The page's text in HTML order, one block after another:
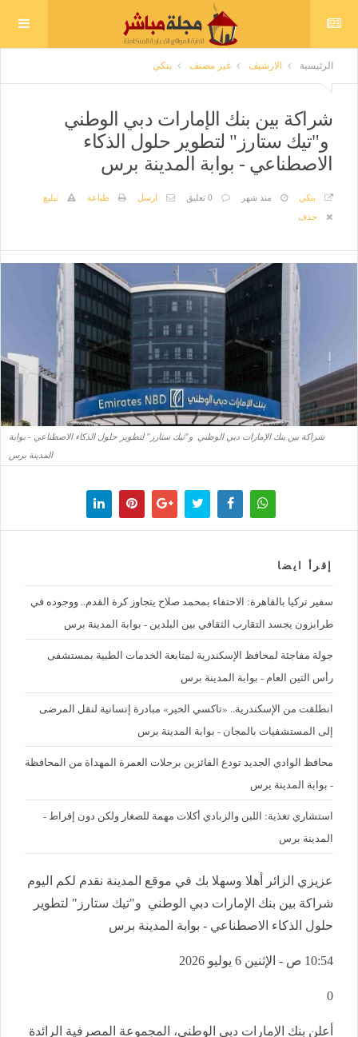
الرئيسية الارشيف غير مصنف بنكي
شراكة بين بنك الإمارات دبي الوطني
و"تيك ستارز" لتطوير حلول الذكاء
الاصطناعي - بوابة المدينة برس
بنكي منذ شهر 0 تعليق ارسل طباعة
تبليغ
حذف
شراكة بين بنك الإمارات دبي الوطني و"تيك ستارز" لتطوير حلول الذكاء الاصطناعي - بوابة
المدينة برس
إقرأ ايضا
سفير تركيا بالقاهرة: الاحتفاء بمحمد صلاح يتجاوز كرة القدم.. ووجوده في
طرابزون يجسد التقارب الثقافي بين البلدين - بوابة المدينة برس
جولة مفاجئة لمحافظ الإسكندرية لمتابعة الخدمات الطبية بمستشفى
رأس التين العام - بوابة المدينة برس
انطلقت من الإسكندرية.. «تاكسي الخير» مبادرة إنسانية لنقل المرضى
إلى المستشفيات بالمجان - بوابة المدينة برس
محافظ الوادي الجديد تودع الفائزين برحلات العمرة المهداة من المحافظة
- بوابة المدينة برس
استشاري تغذية: اللبن والزبادي أكلات مهمة للصغار ولكن دون إفراط -
المدينة برس
عزيزي الزائر أهلا وسهلا بك في موقع المدينة نقدم لكم اليوم
شراكة بين بنك الإمارات دبي الوطني و"تيك ستارز" لتطوير
حلول الذكاء الاصطناعي - بوابة المدينة برس
10:54 ص - الإثنين 6 يوليو 2026
0
أعلن بنك الإمارات دبي الوطني، المجموعة المصرفية الرائدة